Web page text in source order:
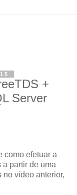
+
Server
como efetuar a
partir de uma
no vídeo anterior,